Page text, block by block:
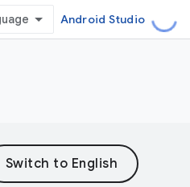
Android Studio